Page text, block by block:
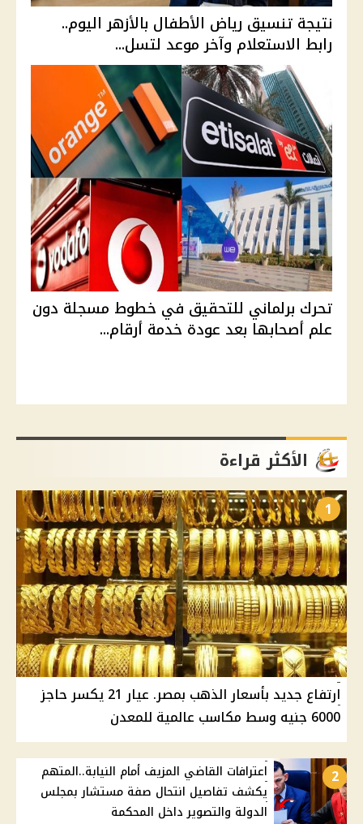
نتيجة تنسيق رياض الأطفال بالأزهر اليوم..
رابط الاستعلام وآخر موعد لتسل...
تحرك برلماني للتحقيق في خطوط مسجلة دون
علم أصحابها بعد عودة خدمة أرقام...
الأكثر قراءة
1
ارتفاع جديد بأسعار الذهب بمصر. عيار 21 يكسر حاجز
6000 جنيه وسط مكاسب عالمية للمعدن
2
اعترافات القاضي المزيف أمام النيابة..المتهم
يكشف تفاصيل انتحال صفة مستشار بمجلس
الدولة والتصوير داخل المحكمة